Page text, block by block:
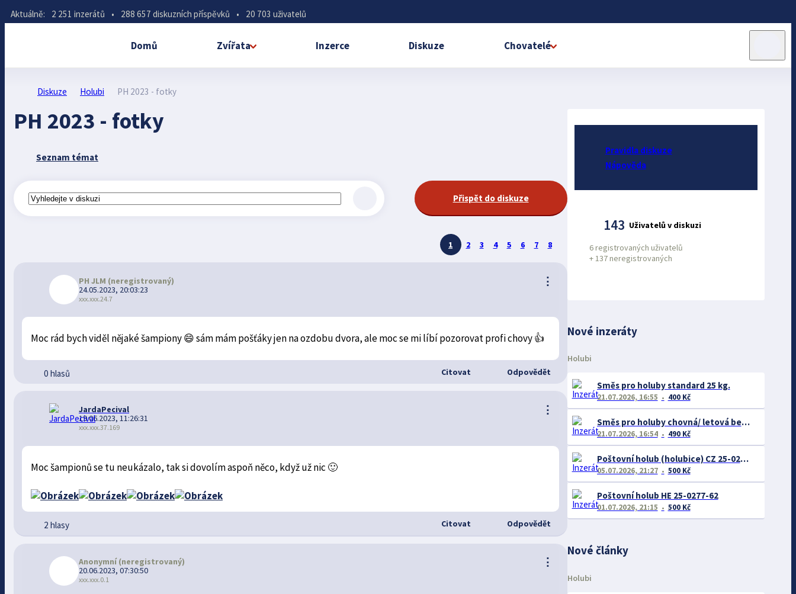
Aktuálně: 2 251 inzerátů • 288 657 diskuzních příspěvků • 20 703 uživatelů
Domů Zvířata Inzerce Diskuze Chovatelé
Diskuze Holubi PH 2023 - fotky
PH 2023 - fotky
Seznam témat
Přispět do diskuze
1 2 3 4 5 6 7 8
⋮
PH JLM (neregistrovaný)
24.05.2023, 20:03:23
xxx.xxx.24.7
Moc rád bych viděl nějaké šampiony 😄 sám mám pošťáky jen na ozdobu dvora, ale moc se mi líbí pozorovat profi chovy 👍
0 hlasů Citovat Odpovědět
⋮
JardaPecival
19.06.2023, 11:26:31
xxx.xxx.37.169
Moc šampionů se tu neukázalo, tak si dovolím aspoň něco, když už nic 🙂
2 hlasy Citovat Odpovědět
⋮
Anonymní(neregistrovaný)
20.06.2023, 07:30:50
xxx.xxx.0.1
Pravidla diskuze
Nápověda
143 Uživatelů v diskuzi
6 registrovaných uživatelů
+137 neregistrovaných
Nové inzeráty
Holubi
Směs pro holuby standard 25 kg.
21.07.2026, 16:55 400 Kč
Směs pro holuby chovná/ letová bez pšenice 25 kg.
21.07.2026, 16:54 490 Kč
Poštovní holub (holubice) CZ 25-0277-62
05.07.2026, 21:27 500 Kč
Poštovní holub HE 25-0277-62
01.07.2026, 21:15 500 Kč
Nové články
Holubi